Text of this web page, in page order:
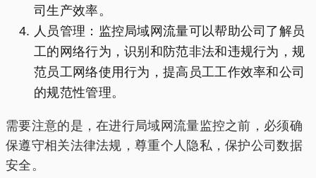
司生产效率。
人员管理：监控局域网流量可以帮助公司了解员
工的网络行为，识别和防范非法和违规行为，规
范员工网络使用行为，提高员工工作效率和公司
的规范性管理。
需要注意的是，在进行局域网流量监控之前，必须确
保遵守相关法律法规，尊重个人隐私，保护公司数据
安全。